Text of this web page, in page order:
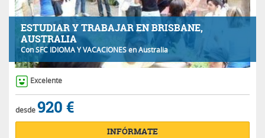
ESTUDIAR Y TRABAJAR EN BRISBANE,
AUSTRALIA
ConSFC IDIOMA Y VACACIONESen Australia
Excelente
desde920 €
INFÓRMATE